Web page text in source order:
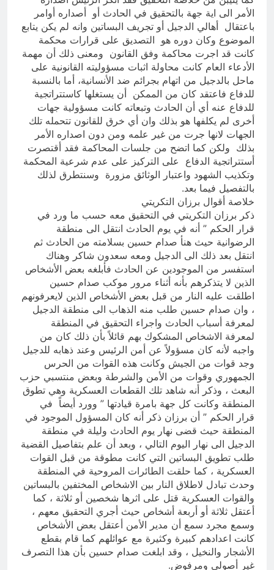
الأمر الى اية جهة بالتحقيق في الحادث أو أصداره أوامر
باعتقال أهالي الدجيل أو تجريف البساتين وانه لم يكن يتابع
الموضوع وكان دوره هو التصديق على قرارات محكمة
كانت قد اجرت محاكمة وفق القانون ومعنى ذلك أن مهمة
الأدعاء العام كانت محاولة اثبات مسؤوليته القانونية على
ماحل بالدجيل من اتهام بجرائم ضد الأنسانية، أما بالنسبة
للدفاع فاعتقد كان من الممكن أن يستغلها كاستتراتجية
للدفاع عنه أي أن الحادث وتبعاته كانت مسؤولية جهات
أخرى لم يكلفها هو بذلك وان أي خرق للقانون تتحمله تلك
الجهات لانها جرت من غير علمه ومن دون اصداره الأمر
بذلك ولكن كما اتضح من جلسات المحاكمة فقد أقتصرت
أستتراتجية الدفاع على التركيز على عدم شرعية المحكمة
وتكذيب الشهود واعتبار الوثائق مزورة وسنتطرق لذلك
بالتفصيل فيما بعد.
خلاصة أقوال برزان التكريتي
ذكر برزان التكريتي في التحقيق معه حسب ما ورد في
قرار الحكم ” أنه في يوم الحادث انتقل الى منطقة
الرضوانية حيث هنأ صدام حسين بسلامته من الحادث ثم
انتقل بعد ذلك الى الدجيل ومعه سعدون شاكر وهناك
استفسر من الموجودين عن الحادث فأبلغه بعض الأشخاص
الذين لا يتذكرهم بأنه أثناء مرور موكب صدام حسين
اطلقت عليه النار من قبل بعض الأشخاص الذين لايعرفونهم
، وان صدام حسين طلب منه الذهاب الى منطقة الدجيل
لمعرفة أسباب الحادث واجراء التحقيق في المنطقة
لمعرفة الاشخاص المشكوك بهم قائلاً بأن ذلك كان من
واجبه لأنه كان مسؤولاً عن أمن الرئيس وعند ذهابه للدجيل
وجد قوات من الجيش وكانت هذه القوات من الحرس
الجمهوري وقوات من الأمن والشرطة وبعض منتسبي حزب
البعث ، وذكر أنه شاهد تلك القطعات العسكرية وهي تطوق
المنطقة وكانت كل جهة بامرة قيادتها ” وورد أيضاً في
قرار الحكم ” أن برزان ذكر أنه كان المسؤول الموجود في
المنطقة حيث قضى نهار يوم الحادث وليلة في منطقة
الدجيل الى نهار اليوم التالي ، وبعد أن علم بتفاصيل القضية
طلب تطويق البساتين التي كانت مطوقة من قبل القوات
العسكرية ، كما حلقت الطائرات المروحية في المنطقة
وحدث تبادل لاطلاق النار بين الاشخاص المختفين بالبساتين
والقوات العسكرية قتل على اثرها شخصين أو ثلاثة ، كما
أعتقل ثلاثة أو أربعة أشخاص حيث أجري التحقيق معهم ،
وسمع مجرد سمع أن مدير الأمن أعتقل بعض الأشخاص
كانت اعدادهم كبيرة وكثيرة مع عوائلهم كما قام بقطع
الأشجار والنخيل ، وقد ابلغت صدام حسين بأن هذا التصرف
غير أصولي ومرفوض.